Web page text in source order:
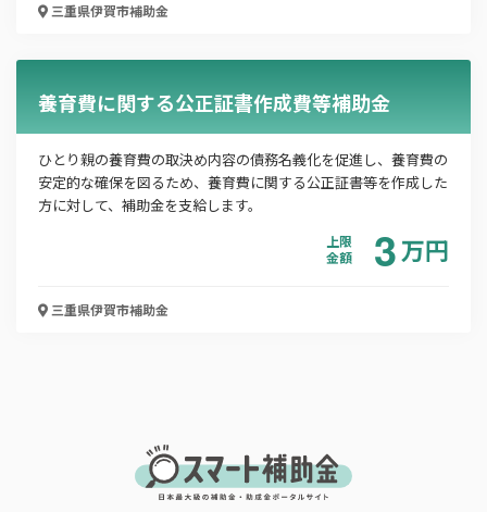
メールアドレス
電話番号
「PDF資料ダウンロード」ボタンを押下した時点
れます。
三重県伊賀市補助金
養育費に関する公正証書作成費等補助金
ひとり親の養育費の取決め内容の債務名義化を促進し、養育費の
安定的な確保を図るため、養育費に関する公正証書等を作成した
方に対して、補助金を支給します。
上限
金額
3万円
三重県伊賀市補助金